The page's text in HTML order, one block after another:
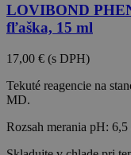
LOVIBOND
fľaška, 15 ml
17,00 € (s DPH)
Tekuté reagencie na
MD.
Rozsah merania pH: 6,5